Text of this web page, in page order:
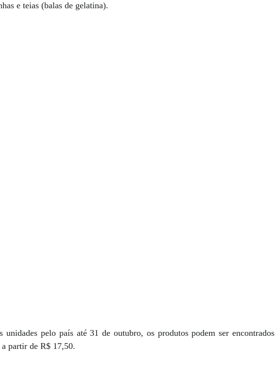
e teias (balas de gelatina).
unidades pelo país até 31 de outubro, os produtos podem ser encontrados
partir de R$ 17,50.